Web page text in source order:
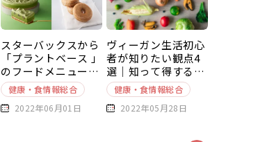
スターバックスから
「プラントベース 」
のフードメニューが
新発売
健康・食情報総合
2022年06月01日
ヴィーガン生活初心
者が知りたい観点4
選｜知って得する豆
知識～基本編～
健康・食情報総合
2022年05月28日